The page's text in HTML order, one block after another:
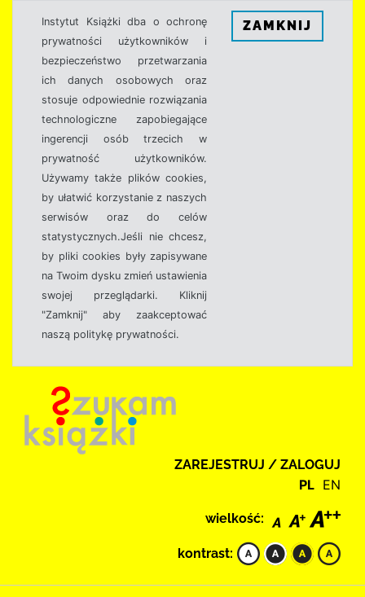
Instytut Książki dba o ochronę
prywatności użytkowników i
bezpieczeństwo przetwarzania
ich danych osobowych oraz
stosuje odpowiednie rozwiązania
technologiczne zapobiegające
ingerencji osób trzecich w
prywatność użytkowników.
Używamy także plików cookies,
by ułatwić korzystanie z naszych
serwisów oraz do celów
statystycznych.Jeśli nie chcesz,
by pliki cookies były zapisywane
na Twoim dysku zmień ustawienia
swojej przeglądarki. Kliknij
"Zamknij" aby zaakceptować
naszą politykę prywatności.
ZAMKNIJ
ZAREJESTRUJ / ZALOGUJ
PL EN
wielkość:
kontrast: